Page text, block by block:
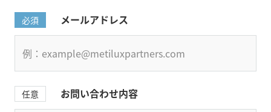
必須 メールアドレス
任意 お問い合わせ内容